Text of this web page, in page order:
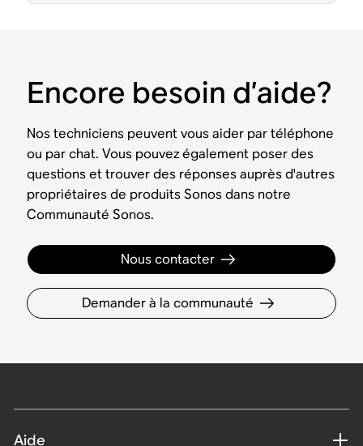
Encore besoin d’aide?
Nos techniciens peuvent vous aider par téléphone
ou par chat. Vous pouvez également poser des
questions et trouver des réponses auprès d'autres
propriétaires de produits Sonos dans notre
Communauté Sonos.
Nous contacter
Demander à la communauté
Aide